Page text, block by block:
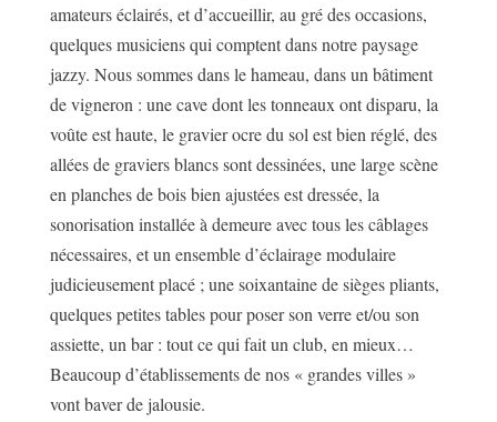
amateurs éclairés, et d’accueillir, au gré des occasions,
quelques musiciens qui comptent dans notre paysage
jazzy. Nous sommes dans le hameau, dans un bâtiment
de vigneron : une cave dont les tonneaux ont disparu, la
voûte est haute, le gravier ocre du sol est bien réglé, des
allées de graviers blancs sont dessinées, une large scène
en planches de bois bien ajustées est dressée, la
sonorisation installée à demeure avec tous les câblages
nécessaires, et un ensemble d’éclairage modulaire
judicieusement placé ; une soixantaine de sièges pliants,
quelques petites tables pour poser son verre et/ou son
assiette, un bar : tout ce qui fait un club, en mieux…
Beaucoup d’établissements de nos « grandes villes »
vont baver de jalousie.